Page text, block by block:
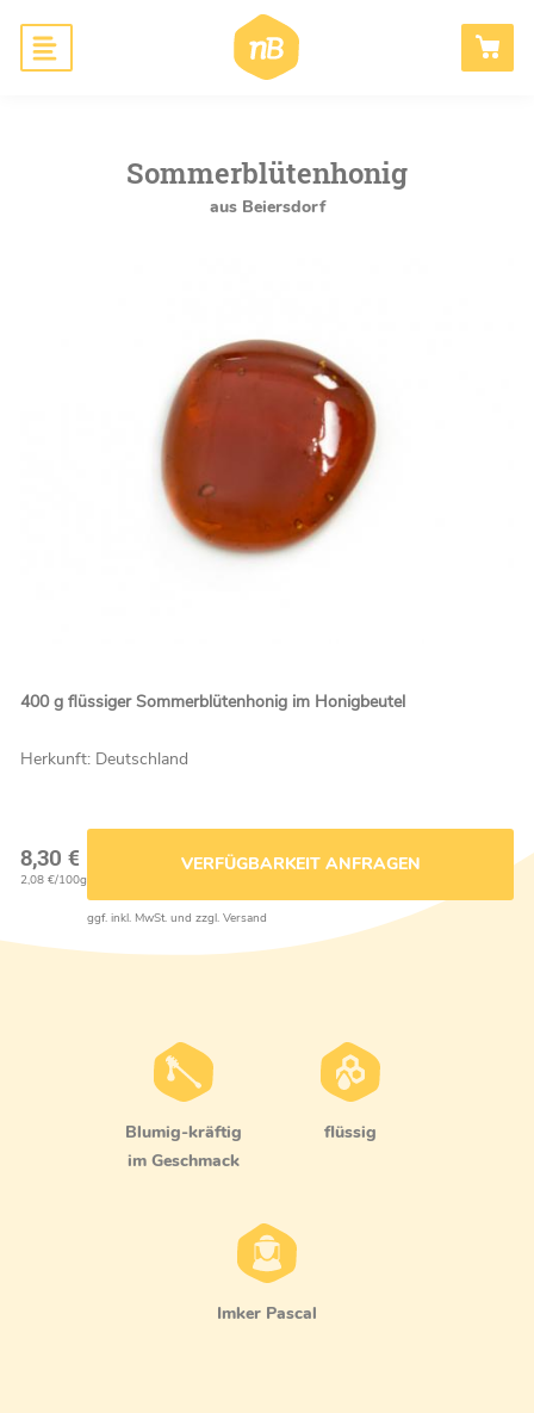
Bienen schaffenSommerblütenhonig
aus Beiersdorf
8,30 €
2,08 €/100g
VERFÜGBARKEIT ANFRAGEN
ggf. inkl. MwSt. und zzgl. Versand
400 g flüssiger Sommerblütenhonig im Honigbeutel
Herkunft: Deutschland
blumig-kräftig
im Geschmack
flüssig
Imker Pascal